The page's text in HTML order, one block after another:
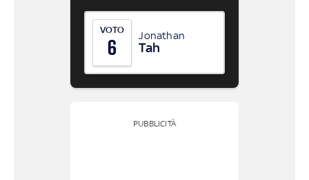
VOTO
6 Jonathan
Tah
PUBBLICITÀ